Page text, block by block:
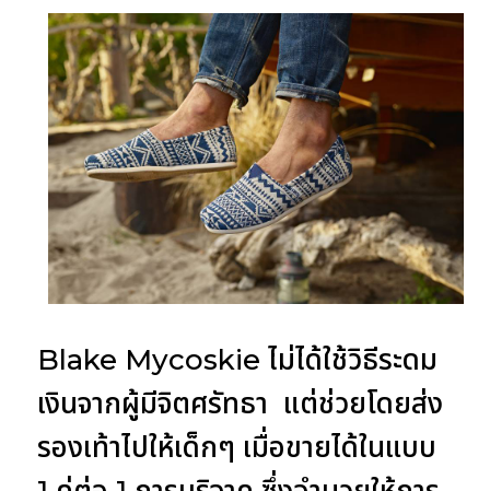
Blake Mycoskie ไม่ได้ใช้วิธีระดม
เงินจากผู้มีจิตศรัทธา แต่ช่วยโดยส่ง
รองเท้าไปให้เด็กๆ เมื่อขายได้ในแบบ